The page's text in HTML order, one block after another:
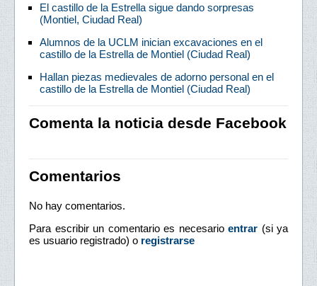
El castillo de la Estrella sigue dando sorpresas
(Montiel, Ciudad Real)
Alumnos de la UCLM inician excavaciones en el
castillo de la Estrella de Montiel (Ciudad Real)
Hallan piezas medievales de adorno personal en el
castillo de la Estrella de Montiel (Ciudad Real)
Comenta la noticia desde Facebook
Comentarios
No hay comentarios.
Para escribir un comentario es necesario entrar (si ya
es usuario registrado) o registrarse